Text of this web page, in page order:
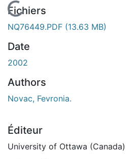
En cours de chargement...
Fichiers
NQ76449.PDF (13.63 MB)
Date
2002
Authors
Novac, Fevronia.
Éditeur
University of Ottawa (Canada)